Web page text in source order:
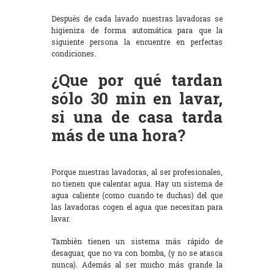
Después de cada lavado nuestras lavadoras se
higieniza de forma automática para que la
siguiente persona la encuentre en perfectas
condiciones.
¿Que por qué tardan
sólo 30 min en lavar,
si una de casa tarda
más de una hora?
Porque nuestras lavadoras, al ser profesionales,
no tienen que calentar agua. Hay un sistema de
agua caliente (como cuando te duchas) del que
las lavadoras cogen el agua que necesitan para
lavar.
También tienen un sistema más rápido de
desaguar, que no va con bomba, (y no se atasca
nunca). Además al ser mucho más grande la